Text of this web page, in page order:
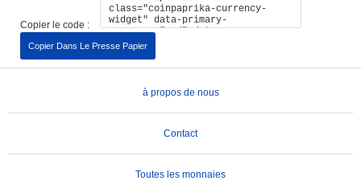
Copier le code :
Copier Dans Le Presse Papier
à propos de nous
Contact
Toutes les monnaies